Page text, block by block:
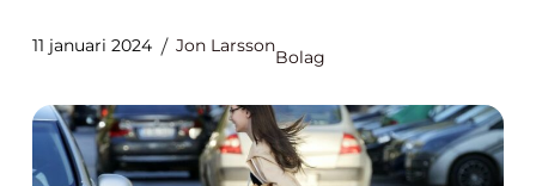
11 januari 2024 Jon Larsson
Bolag